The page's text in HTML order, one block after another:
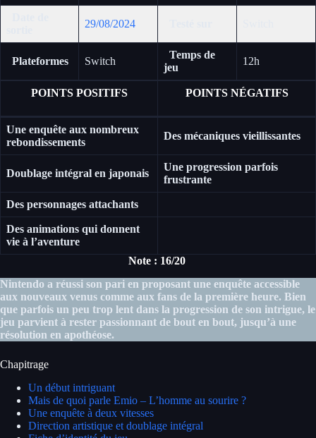
29/08/2024
Plateformes Switch
Temps de
jeu
12h
POINTS POSITIFS POINTS NÉGATIFS
Une enquête aux nombreux
rebondissements
Des mécaniques vieillissantes
Doublage intégral en japonais
Une progression parfois
frustrante
Des personnages attachants
Des animations qui donnent
vie à l’aventure
Note : 16/20
Nintendo a réussi son pari en proposant une enquête accessible
aux nouveaux venus comme aux fans de la première heure. Bien
que parfois un peu trop lent dans la progression de son intrigue, le
jeu parvient à rester passionnant de bout en bout, jusqu’à une
résolution en apothéose.
Chapitrage
Un début intriguant
Mais de quoi parle Emio – L’homme au sourire ?
Une enquête à deux vitesses
Direction artistique et doublage intégral